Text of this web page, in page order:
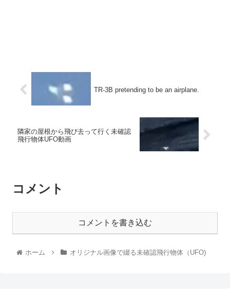
TR-3B pretending to be an airplane.
隣家の屋根から飛び去って行く未確認
飛行物体UFO動画
コメント
コメントを書き込む
ホーム オリジナル画像で綴る未確認飛行物体（UFO)